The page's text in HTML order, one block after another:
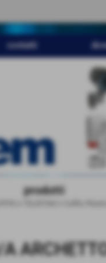
contatti
prodotti